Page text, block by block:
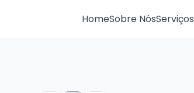
HomeSobre NósServiços